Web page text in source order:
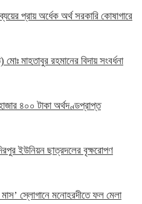
প্রায় অর্ধেক অর্থ সরকারি কোষাগারে
মাহতাবুর রহমানের বিদায় সংবর্ধনা
৪০০ টাকা অর্থদণ্ডপ্রাপ্ত
ইউনিয়ন ছাত্রদলের বৃক্ষরোপণ
স্লোগানে মনোহরদীতে ফল মেলা